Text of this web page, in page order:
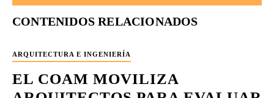
CONTENIDOS RELACIONADOS
ARQUITECTURA E INGENIERÍA
EL COAM MOVILIZA